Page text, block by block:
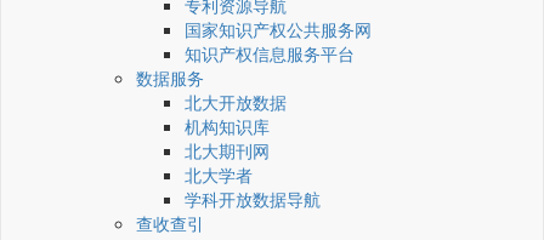
专利资源导航
国家知识产权公共服务网
知识产权信息服务平台
数据服务
北大开放数据
机构知识库
北大期刊网
北大学者
学科开放数据导航
查收查引